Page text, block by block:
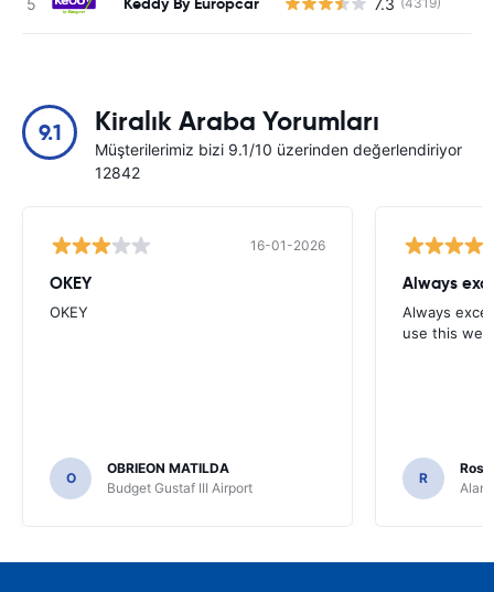
9.1 Kiralık Araba Yorumları
Müşterilerimiz bizi 9.1/10 üzerinden değerlendiriyor
12842
16-01-2026
OKEY
OKEY
O
OBRIEON MATILDA
Budget Gustaf III Airport
Always
Always
use this
R